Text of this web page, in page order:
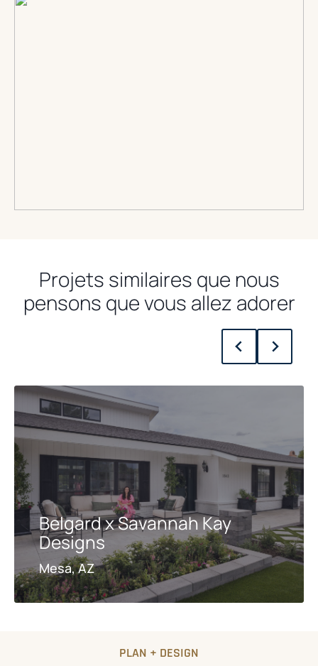
Projets similaires que nous
pensons que vous allez adorer
Belgard x Savannah Kay
Designs
Mesa, AZ
PLAN + DESIGN